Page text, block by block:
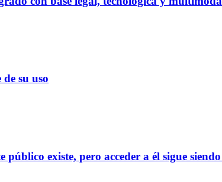
su uso
existe, pero acceder a él sigue